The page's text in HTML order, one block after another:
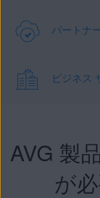
パートナ
ビジネス
AVG 製
が